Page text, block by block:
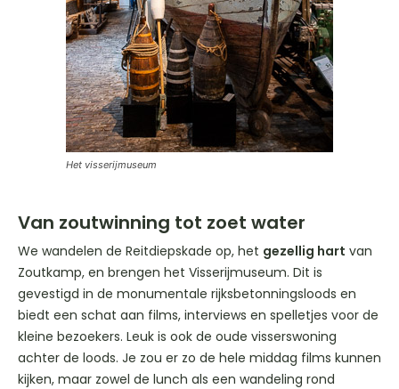
Het visserijmuseum
Van zoutwinning tot zoet water
We wandelen de Reitdiepskade op, het gezellig hart van
Zoutkamp, en brengen het Visserijmuseum. Dit is
gevestigd in de monumentale rijksbetonningsloods en
biedt een schat aan films, interviews en spelletjes voor de
kleine bezoekers. Leuk is ook de oude visserswoning
achter de loods. Je zou er zo de hele middag films kunnen
kijken, maar zowel de lunch als een wandeling rond